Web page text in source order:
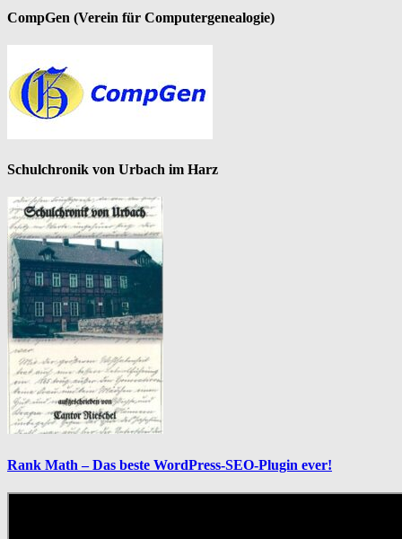
CompGen (Verein für Computergenealogie)
Schulchronik von Urbach im Harz
Rank Math – Das beste WordPress-SEO-Plugin ever!